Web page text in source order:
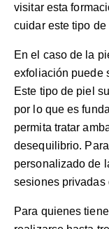
visitar esta
cuidar este tipo
En el caso de la
exfoliación puede
Este tipo de piel
por lo que es
permita tratar
desequilibrio.
personalizado de
sesiones privadas
Para quienes